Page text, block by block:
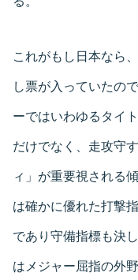
これがもし日本なら
し票が入っていたの
ーではいわゆるタイ
だけでなく、走攻守
ィ」が重要視される
は確かに優れた打撃
であり守備指標も決
はメジャー屈指の外